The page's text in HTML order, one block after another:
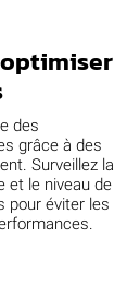
des
grâce à des
Surveillez la
et le niveau de
pour éviter les